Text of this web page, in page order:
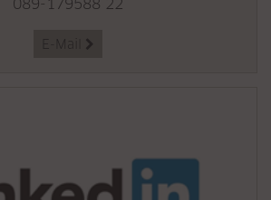
089-179588 22
E-Mail 